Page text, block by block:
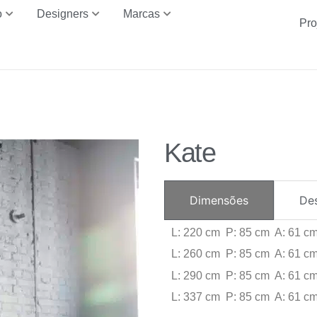
Designers Marcas
Kate
Dimensões
L: 220 cm P: 85 cm A: 61
L: 260 cm P: 85 cm A: 61
L: 290 cm P: 85 cm A: 61
L: 337 cm P: 85 cm A: 61